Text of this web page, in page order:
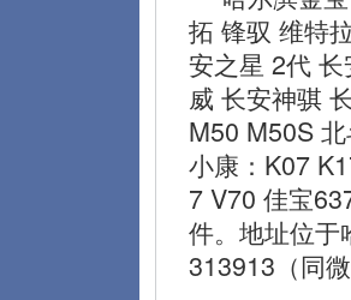
拓 锋驭 维特
安之星 2代
威 长安神骐
M50 M50S
小康：K07
7 V70 佳宝
件。地址位于
313913（同